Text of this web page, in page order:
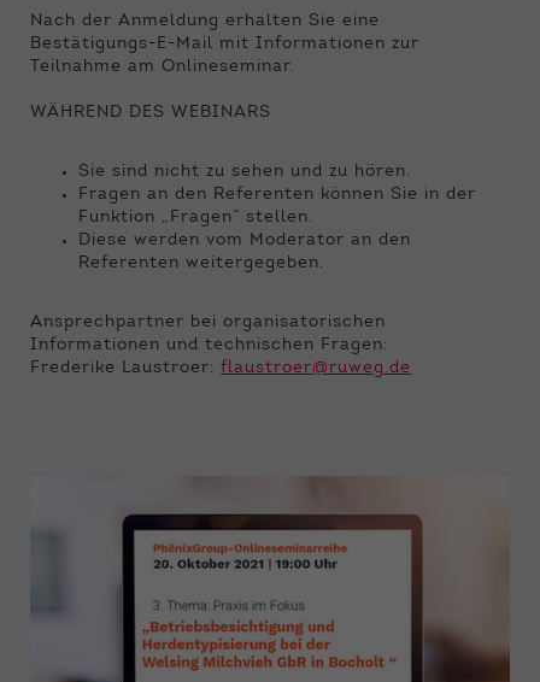
Nach der Anmeldung erhalten Sie eine
Bestätigungs-E-Mail mit Informationen zur
Teilnahme am Onlineseminar.
WÄHREND DES WEBINARS
Sie sind nicht zu sehen und zu hören.
Fragen an den Referenten können Sie in der
Funktion „Fragen“ stellen.
Diese werden vom Moderator an den
Referenten weitergegeben.
Ansprechpartner bei organisatorischen
Informationen und technischen Fragen:
Frederike Laustroer: flaustroer@ruweg.de